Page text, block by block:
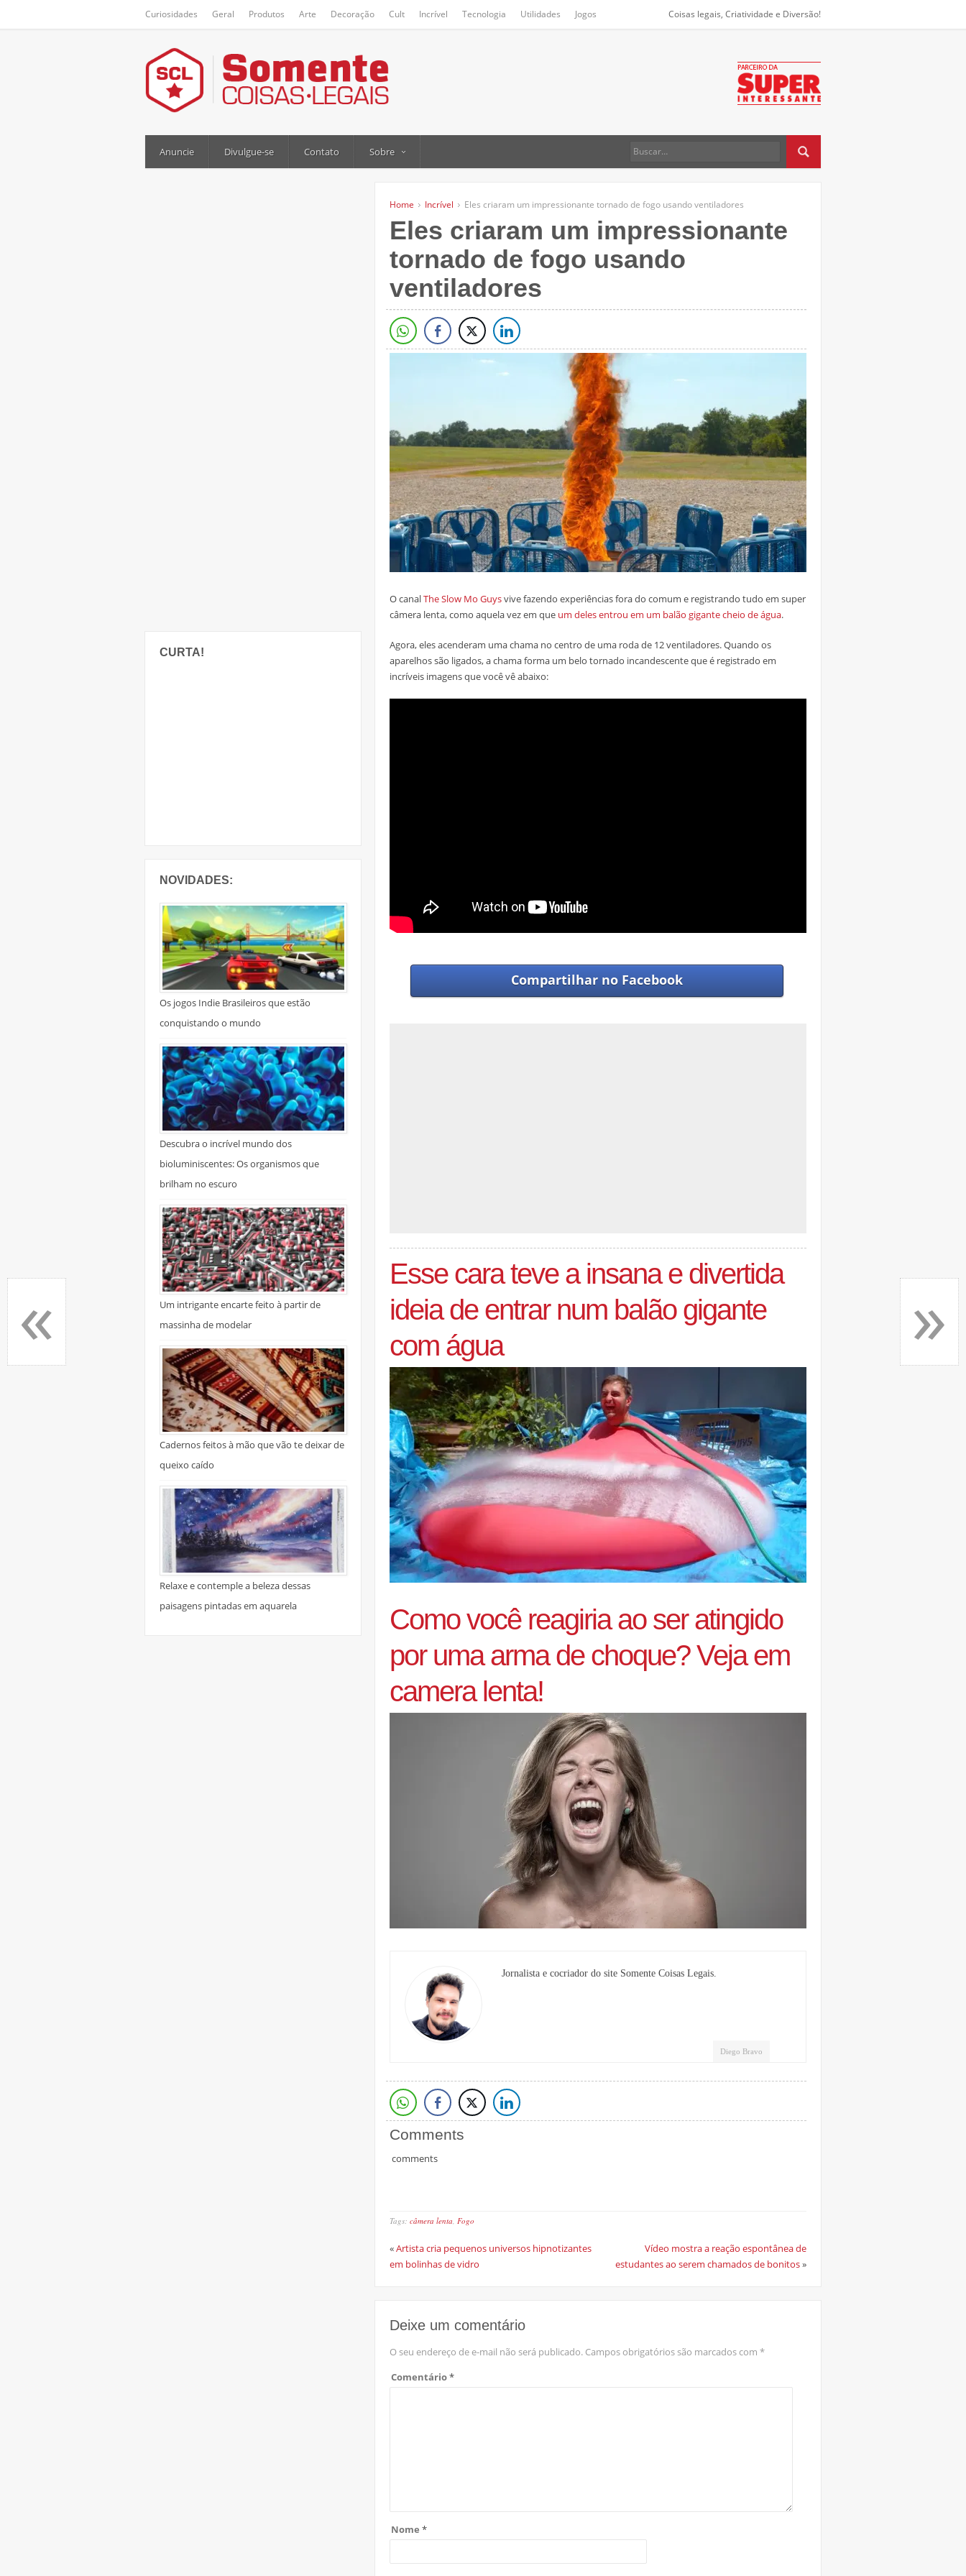
Curiosidades Geral Produtos Arte Decoração Cult Incrível Tecnologia Utilidades Jogos Coisas legais, Criatividade e Diversão!
Anuncie Divulgue-se Contato Sobre
CURTA!
NOVIDADES:
Os jogos Indie Brasileiros que estão
conquistando o mundo
Descubra o incrível mundo dos
bioluminiscentes: Os organismos que
brilham no escuro
Um intrigante encarte feito à partir de
massinha de modelar
Cadernos feitos à mão que vão te deixar de
queixo caído
Relaxe e contemple a beleza dessas
paisagens pintadas em aquarela
Home Incrível Eles criaram um impressionante tornado de fogo usando ventiladores
Eles criaram um impressionante
tornado de fogo usando
ventiladores
O canalThe Slow Mo Guysvive fazendo experiências fora do comum e registrando tudo em super
câmera lenta, como aquela vez em que um deles entrou em um balão gigante cheio de água.
Agora, eles acenderam uma chama no centro de uma roda de 12 ventiladores. Quando os
aparelhos são ligados, a chama forma um belo tornado incandescente que é registrado em
incríveis imagens que você vê abaixo:
Compartilhar no Facebook
Esse cara teve a insana e divertida
ideia de entrar num balão gigante
com água
Como você reagiria ao ser atingido
por uma arma de choque? Veja em
camera lenta!
Diego Bravo
Jornalista e cocriador do site Somente Coisas Legais.
Comments
comments
Tags: câmera lenta, Fogo
«Artista cria pequenos universos hipnotizantes
em bolinhas de vidro
Vídeo mostra a reação espontânea de
estudantes ao serem chamados de bonitos»
Deixe um comentário
O seu endereço de e-mail não será publicado. Campos obrigatórios são marcados com *
Comentário*
Nome *
»
«